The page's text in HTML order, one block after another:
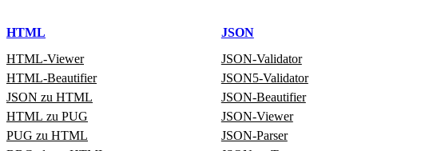
HTML
HTML‑Viewer
HTML‑Beautifier
JSON zu HTML
HTML zu PUG
PUG zu HTML
JSON
JSON‑Validator
JSON5‑Validator
JSON-Beautifier
JSON‑Viewer
JSON‑Parser